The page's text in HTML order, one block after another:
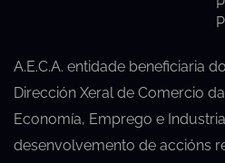
A.E.C.A. entidade beneficiaria
Dirección Xeral de Comercio
Economía, Emprego e
desenvolvemento de accións